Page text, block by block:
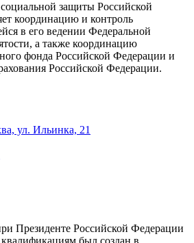
защиты Российской
координацию и контроль
в его ведении Федеральной
а также координацию
фонда Российской Федерации и
Российской Федерации.
ул. Ильинка, 21
Президенте Российской Федерации
был создан в